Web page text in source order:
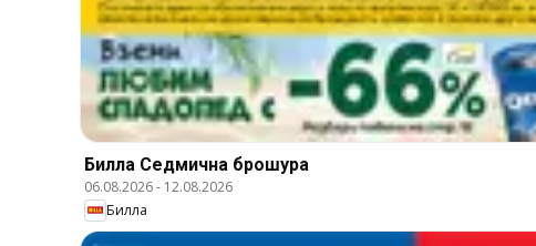
Билла Cедмична брошура
06.08.2026- 12.08.2026
Билла